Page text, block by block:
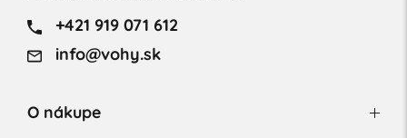
+421 919 071 612
info@vohy.sk
O nákupe